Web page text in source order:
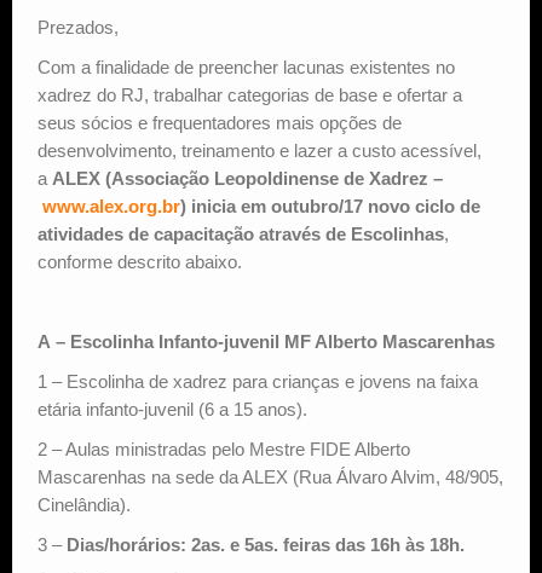
Prezados,
Com a finalidade de preencher lacunas existentes no
xadrez do RJ, trabalhar categorias de base e ofertar a
seus sócios e frequentadores mais opções de
desenvolvimento, treinamento e lazer a custo acessível,
a ALEX (Associação Leopoldinense de Xadrez –
www.alex.org.br) inicia em outubro/17 novo ciclo de
atividades de capacitação através de Escolinhas,
conforme descrito abaixo.
A – Escolinha Infanto-juvenil MF Alberto Mascarenhas
1 – Escolinha de xadrez para crianças e jovens na faixa
etária infanto-juvenil (6 a 15 anos).
2 – Aulas ministradas pelo Mestre FIDE Alberto
Mascarenhas na sede da ALEX (Rua Álvaro Alvim, 48/905,
Cinelândia).
3 – Dias/horários: 2as. e 5as. feiras das 16h às 18h.